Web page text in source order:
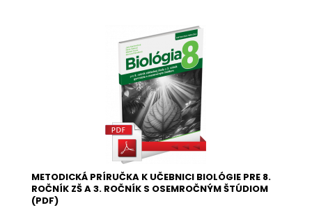
METODICKÁ PRÍRUČKA K UČEBNICI BIOLÓGIE PRE 8.
ROČNÍK ZŠ A 3. ROČNÍK S OSEMROČNÝM ŠTÚDIOM
(PDF)